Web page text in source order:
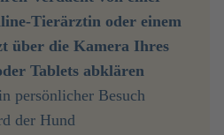
Tierärztin oder einem
über die Kamera Ihres
Tablets abklären
persönlicher Besuch
der Hund